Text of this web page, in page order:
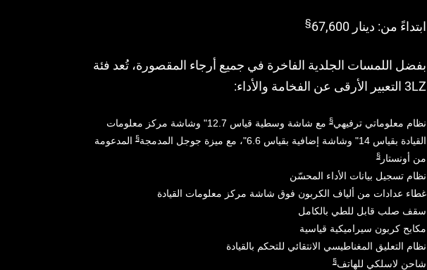
ابتداءً من: دينار 67,600 §
بفضل اللمسات الجلدية الفاخرة في جميع أرجاء المقصورة، تُعد فئة
3LZ التعبير الأرقى عن الفخامة والأداء:
نظام معلوماتي ترفيهي§
مع شاشة وسطية قياس 12.7" وشاشة مركز معلومات
القيادة بقياس 14" وشاشة إضافية بقياس 6.6"، مع ميزة جوجل المدمجة
§المدعومة
من أونستار§
نظام تسجيل بيانات الأداء المحسّن
غطاء عدادات من ألياف الكربون فوق شاشة مركز معلومات القيادة
سقف صلب قابل للطي بالكامل
مكابح كربون سيراميكية قياسية
نظام التعليق المغناطيسي الانتقائي للتحكم بالقيادة
شاحن لاسلكي للهاتف§